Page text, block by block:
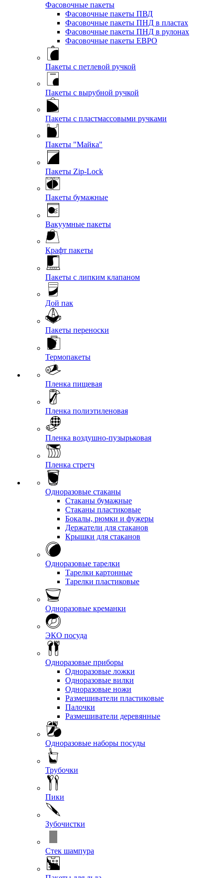
Фасовочные пакеты
Фасовочные пакеты ПВД
Фасовочные пакеты ПНД в пластах
Фасовочные пакеты ПНД в рулонах
Фасовочные пакеты ЕВРО
Пакеты с петлевой ручкой
Пакеты с вырубной ручкой
Пакеты с пластмассовыми ручками
Пакеты "Майка"
Пакеты Zip-Lock
Пакеты бумажные
Вакуумные пакеты
Крафт пакеты
Пакеты с липким клапаном
Дой пак
Пакеты переноски
Термопакеты
Пленка пищевая
Пленка полиэтиленовая
Пленка воздушно-пузырьковая
Пленка стретч
Одноразовые стаканы
Стаканы бумажные
Стаканы пластиковые
Бокалы, рюмки и фужеры
Держатели для стаканов
Крышки для стаканов
Одноразовые тарелки
Тарелки картонные
Тарелки пластиковые
Одноразовые креманки
ЭКО посуда
Одноразовые приборы
Одноразовые ложки
Одноразовые вилки
Одноразовые ножи
Размешиватели пластиковые
Палочки
Размешиватели деревянные
Одноразовые наборы посуды
Трубочки
Пики
Зубочистки
Стек шампура